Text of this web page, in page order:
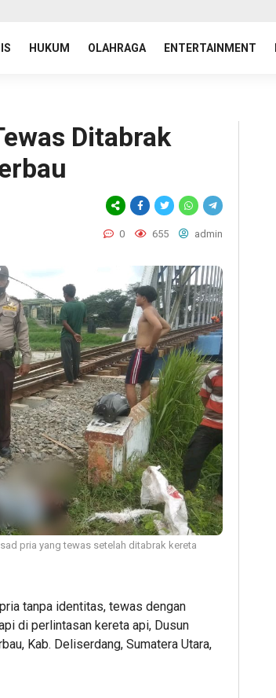
HUKUM OLAHRAGA ENTERTAINMENT
Ditabrak
0 655 admin
pria yang tewas setelah ditabrak kereta
tanpa identitas, tewas dengan
di perlintasan kereta api, Dusun
Kab. Deliserdang, Sumatera Utara,